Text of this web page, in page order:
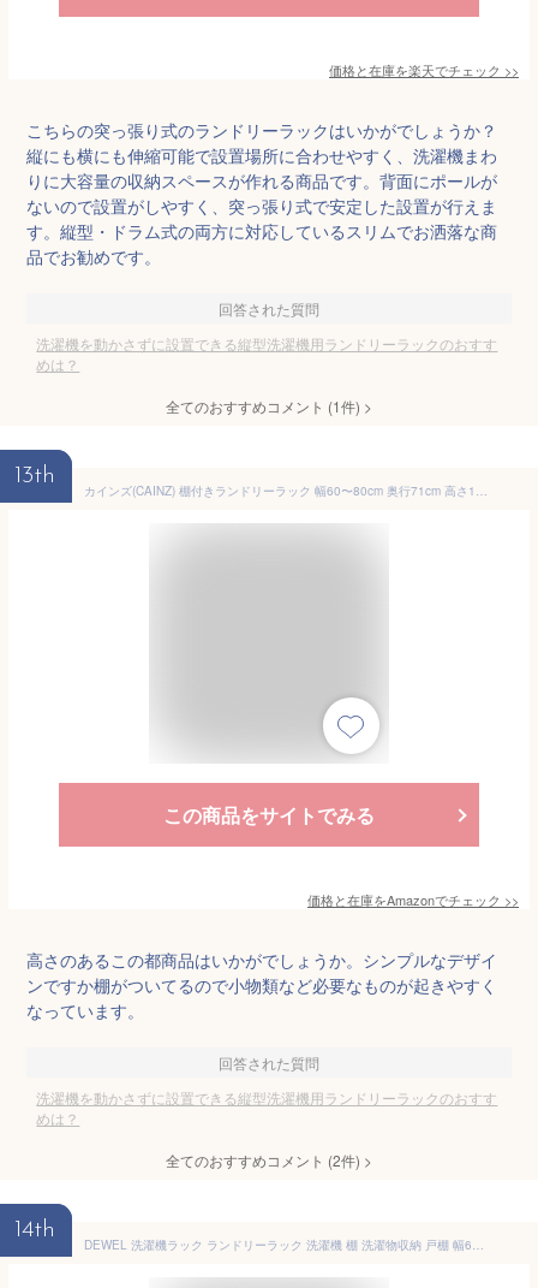
価格と在庫を楽天でチェック >>
こちらの突っ張り式のランドリーラックはいかがでしょうか？
縦にも横にも伸縮可能で設置場所に合わせやすく、洗濯機まわ
りに大容量の収納スペースが作れる商品です。背面にポールが
ないので設置がしやすく、突っ張り式で安定した設置が行えま
す。縦型・ドラム式の両方に対応しているスリムでお洒落な商
品でお勧めです。
回答された質問
洗濯機を動かさずに設置できる縦型洗濯機用ランドリーラックのおすす
めは？
全てのおすすめコメント (1件) >
13th
カインズ(CAINZ) 棚付きランドリーラック 幅60〜80cm 奥行71cm 高さ185cm ブラック 壁面＆すきま収納棚つき バスケットも置ける ランドリーラック 洗濯機 収納棚 ランドリー収納
この商品をサイトでみる
価格と在庫をAmazonでチェック >>
高さのあるこの都商品はいかがでしょうか。シンプルなデザイ
ンですか棚がついてるので小物類など必要なものが起きやすく
なっています。
回答された質問
洗濯機を動かさずに設置できる縦型洗濯機用ランドリーラックのおすす
めは？
全てのおすすめコメント (2件) >
14th
DEWEL 洗濯機ラック ランドリーラック 洗濯機 棚 洗濯物収納 戸棚 幅68.5cm 高さ183.5cm 棚付き 三段棚 総耐荷重30 kg 洗濯機 ランドリー収納 洗濯機 ラック 突っ張り 省スペース 洗濯機上収納ラック ハンガーバー付 ホワイト